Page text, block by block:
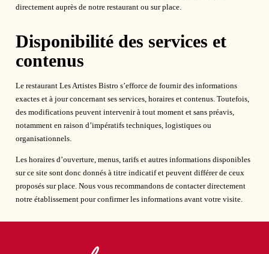
directement auprès de notre restaurant ou sur place.
Disponibilité des services et
contenus
Le restaurant Les Artistes Bistro s’efforce de fournir des informations
exactes et à jour concernant ses services, horaires et contenus. Toutefois,
des modifications peuvent intervenir à tout moment et sans préavis,
notamment en raison d’impératifs techniques, logistiques ou
organisationnels.
Les horaires d’ouverture, menus, tarifs et autres informations disponibles
sur ce site sont donc donnés à titre indicatif et peuvent différer de ceux
proposés sur place. Nous vous recommandons de contacter directement
notre établissement pour confirmer les informations avant votre visite.